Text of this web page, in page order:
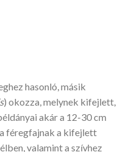
hasonló, másik
) okozza, melynek kifejlett,
akár a 12-30 cm
féregfajnak a kifejlett
valamint a szívhez